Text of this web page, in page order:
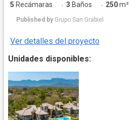
5 Recámaras · 3 Baños · 250m²
Published by Grupo San Grabiel
Ver detalles del proyecto
Unidades disponibles: